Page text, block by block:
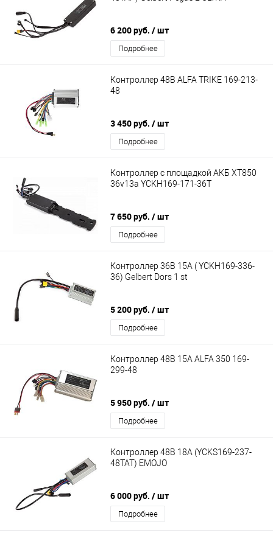
6 200 руб. / шт
Подробнее
Контроллер 48В ALFA TRIKE 169-213-
48
3 450 руб. / шт
Подробнее
Контроллер с площадкой АКБ XT850
36v13a YCKH169-171-36T
7 650 руб. / шт
Подробнее
Контроллер 36В 15А ( YCKH169-336-
36) Gelbert Dors 1 st
5 200 руб. / шт
Подробнее
Контроллер 48В 15А ALFA 350 169-
299-48
5 950 руб. / шт
Подробнее
Контроллер 48В 18А (YCKS169-237-
48TAT) EMOJO
6 000 руб. / шт
Подробнее